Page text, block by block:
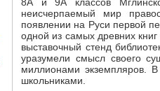
неисчерпаемый мир
появлении на Руси первой
одной из самых древних
выставочный стенд
уразумели смысл своего
миллионами экземпляров.
школьниками.